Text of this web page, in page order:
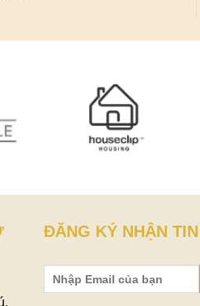
ĐĂNG KÝ NHẬN TIN